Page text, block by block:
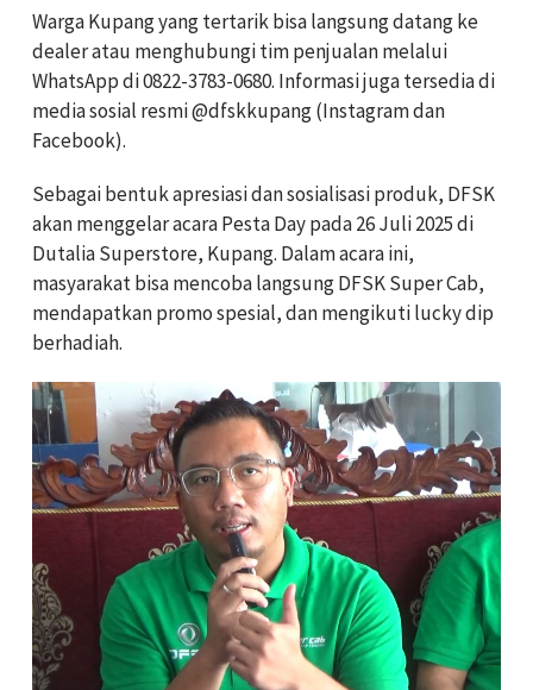
Warga Kupang yang tertarik bisa langsung datang ke
dealer atau menghubungi tim penjualan melalui
WhatsApp di 0822-3783-0680. Informasi juga tersedia di
media sosial resmi @dfskkupang (Instagram dan
Facebook).
Sebagai bentuk apresiasi dan sosialisasi produk, DFSK
akan menggelar acara Pesta Day pada 26 Juli 2025 di
Dutalia Superstore, Kupang. Dalam acara ini,
masyarakat bisa mencoba langsung DFSK Super Cab,
mendapatkan promo spesial, dan mengikuti lucky dip
berhadiah.